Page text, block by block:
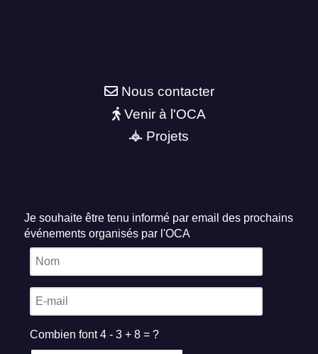
Nous contacter
Venir à l'OCA
Projets
Je souhaite être tenu informé par email des prochains
événements organisés par l'OCA
Combien font 4 - 3 + 8 = ?